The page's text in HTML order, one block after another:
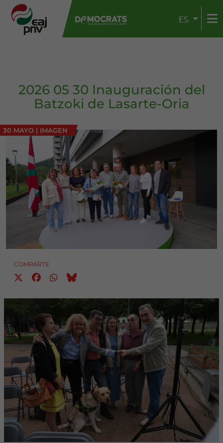
ES
2026 05 30 Inauguración del
Batzoki de Lasarte-Oria
30 MAYO | IMAGEN
COMPARTE